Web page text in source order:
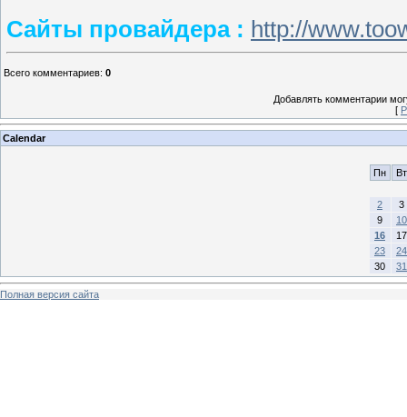
Сайты провайдера : http://
Всего комментариев: 0
Добавлять комментарии
[
Calendar
Пн Вт
2
3
9
10
16
17
23
24
30
31
Полная версия сайта